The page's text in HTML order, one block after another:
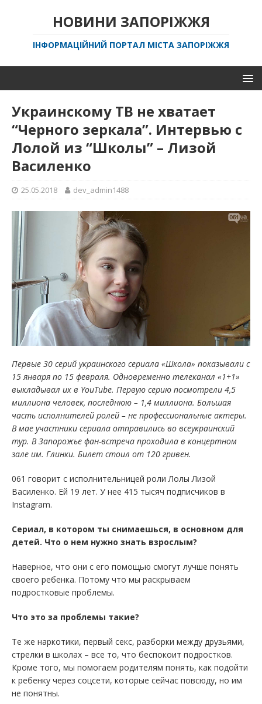
НОВИНИ ЗАПОРІЖЖЯ
ІНФОРМАЦІЙНИЙ ПОРТАЛ МІСТА ЗАПОРІЖЖЯ
Украинскому ТВ не хватает
“Черного зеркала”. Интервью с
Лолой из “Школы” – Лизой
Василенко
25.05.2018 dev_admin1488
Первые 30 серий украинского сериала «Школа» показывали с
15 января по 15 февраля. Одновременно телеканал «1+1»
выкладывал их в YouTube. Первую серию посмотрели 4,5
миллиона человек, последнюю – 1,4 миллиона. Большая
часть исполнителей ролей – не профессиональные актеры.
В мае участники сериала отправились во всеукраинский
тур. В Запорожье фан-встреча проходила в концертном
зале им. Глинки. Билет стоил от 120 гривен.
061 говорит с исполнительницей роли Лолы Лизой
Василенко. Ей 19 лет. У нее 415 тысяч подписчиков в
Instagram.
Сериал, в котором ты снимаешься, в основном для
детей. Что о нем нужно знать взрослым?
Наверное, что они с его помощью смогут лучше понять
своего ребенка. Потому что мы раскрываем
подростковые проблемы.
Что это за проблемы такие?
Те же наркотики, первый секс, разборки между друзьями,
стрелки в школах – все то, что беспокоит подростков.
Кроме того, мы помогаем родителям понять, как подойти
к ребенку через соцсети, которые сейчас повсюду, но им
не понятны.